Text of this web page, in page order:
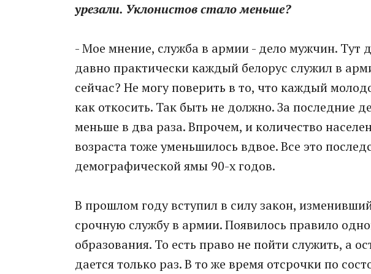
урезали. Уклонистов стало меньше?
- Мое мнение, служба в армии - дело мужчин. Тут
давно практически каждый белорус служил в
сейчас? Не могу поверить в то, что каждый
как откосить. Так быть не должно. За последние
меньше в два раза. Впрочем, и количество
возраста тоже уменьшилось вдвое. Все это
демографической ямы 90-х годов.
В прошлом году вступил в силу закон,
срочную службу в армии. Появилось правило
образования. То есть право не пойти служить, а
дается только раз. В то же время отсрочки по